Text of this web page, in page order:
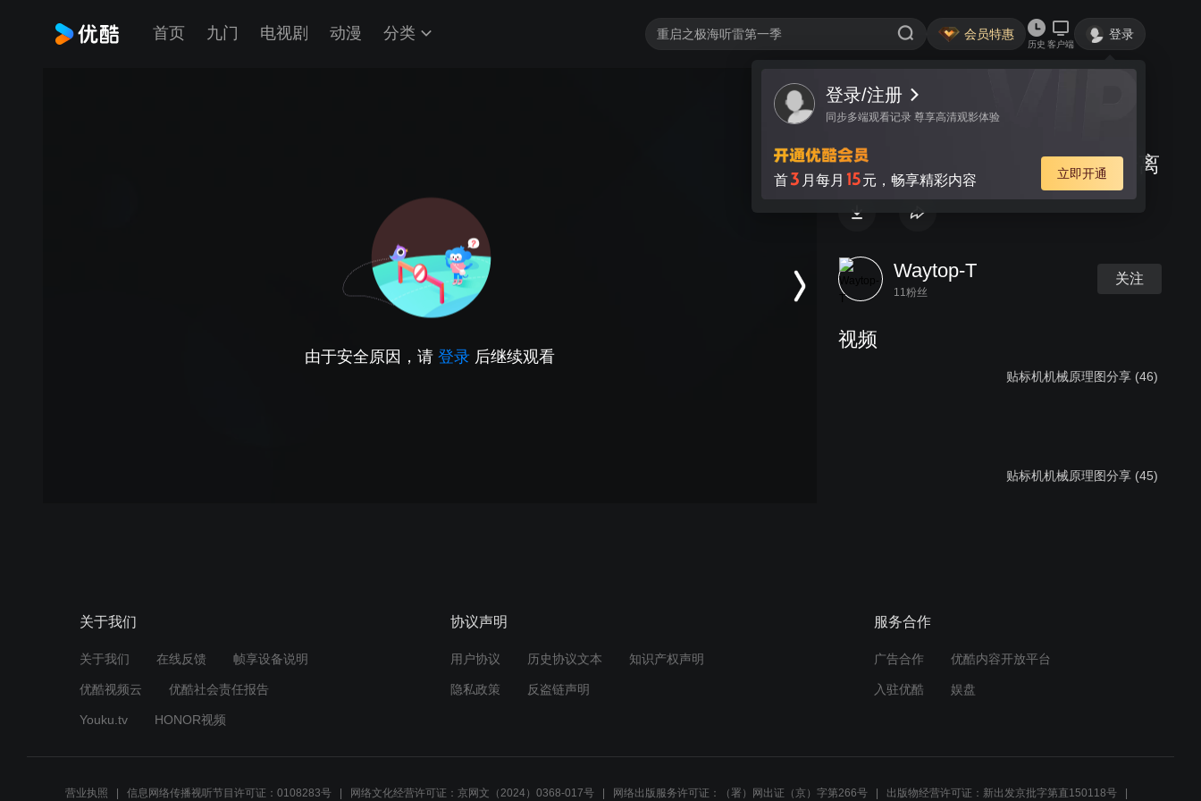
首页 九门 电视剧 动漫 分类 会员特惠
历史 客户端
登录
登录/注册
同步多端观看记录 尊享高清观影体验
首3 月每月 15元，畅享精彩内容 立即开通
由于安全原因，请 登录 后继续观看
视频 讨论
液位传感器检测润滑脂、油水分离
Waytop-T
11粉丝
关注
视频
贴标机机械原理图分享 (46)
贴标机机械原理图分享 (45)
关于我们
关于我们 在线反馈 帧享设备说明
优酷视频云 优酷社会责任报告
Youku.tv HONOR视频
协议声明
用户协议 历史协议文本 知识产权声明
隐私政策 反盗链声明
服务合作
广告合作 优酷内容开放平台
入驻优酷 娱盘
营业执照 信息网络传播视听节目许可证：0108283号 网络文化经营许可证：京网文（2024）0368-017号 网络出版服务许可证：（署）网出证（京）字第266号 出版物经营许可证：新出发京批字第直150118号